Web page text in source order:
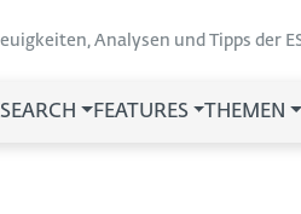
Analysen und Tipps der
FEATURES THEMEN